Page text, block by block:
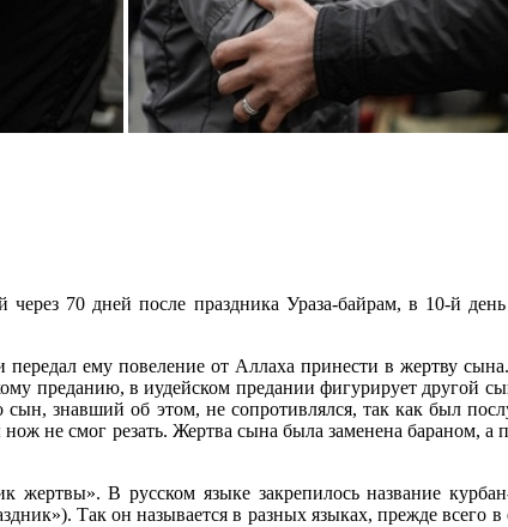
70 дней после праздника Ураза-байрам, в 10-й
ему повеление от Аллаха принести в жертву
преданию, в иудейском предании фигурирует другой
знавший об этом, не сопротивлялся, так как был
не смог резать. Жертва сына была заменена бараном,
жертвы». В русском языке закрепилось название
Так он называется в разных языках, прежде всего